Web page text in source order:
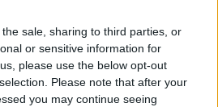
sale, sharing to third parties, or
or sensitive information for
please use the below opt-out
Please note that after your
you may continue seeing
περίμενε πως θα επέμβετε
δευτερόλεπτα μετά, θα είχε